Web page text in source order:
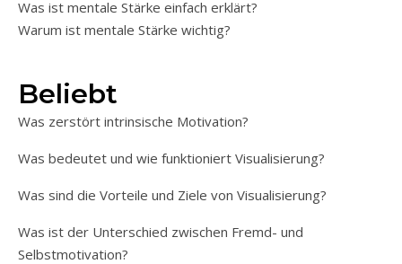
Was ist mentale Stärke einfach erklärt?
Warum ist mentale Stärke wichtig?
Beliebt
Was zerstört intrinsische Motivation?
Was bedeutet und wie funktioniert Visualisierung?
Was sind die Vorteile und Ziele von Visualisierung?
Was ist der Unterschied zwischen Fremd- und
Selbstmotivation?